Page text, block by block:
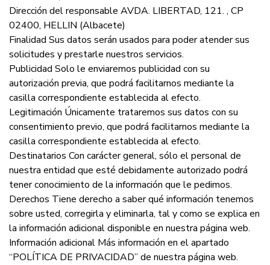
Dirección del responsable AVDA. LIBERTAD, 121. , CP
02400, HELLIN (Albacete)
Finalidad Sus datos serán usados para poder atender sus
solicitudes y prestarle nuestros servicios.
Publicidad Solo le enviaremos publicidad con su
autorización previa, que podrá facilitarnos mediante la
casilla correspondiente establecida al efecto.
Legitimación Únicamente trataremos sus datos con su
consentimiento previo, que podrá facilitarnos mediante la
casilla correspondiente establecida al efecto.
Destinatarios Con carácter general, sólo el personal de
nuestra entidad que esté debidamente autorizado podrá
tener conocimiento de la información que le pedimos.
Derechos Tiene derecho a saber qué información tenemos
sobre usted, corregirla y eliminarla, tal y como se explica en
la información adicional disponible en nuestra página web.
Información adicional Más información en el apartado
“POLÍTICA DE PRIVACIDAD” de nuestra página web.